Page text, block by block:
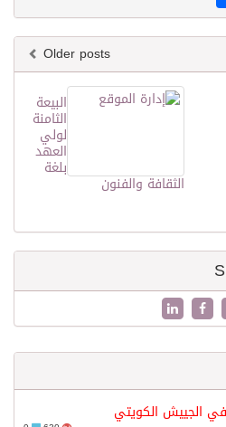
Older posts
البيعة
الثامنة
لولي
العهد
بلغة
الثقافة والفنون
الجييش الكويتي